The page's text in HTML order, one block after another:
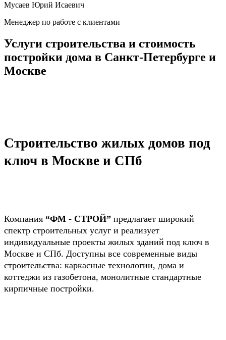
Мусаев Юрий Исаевич
Менеджер по работе с клиентами
Услуги строительства и стоимость
постройки дома в Санкт-Петербурге и
Москве
Строительство жилых домов под
ключ в Москве и СПб
Компания “ФМ - СТРОЙ” предлагает широкий
спектр строительных услуг и реализует
индивидуальные проекты жилых зданий под ключ в
Москве и СПб. Доступны все современные виды
строительства: каркасные технологии, дома и
коттеджи из газобетона, монолитные стандартные
кирпичные постройки.